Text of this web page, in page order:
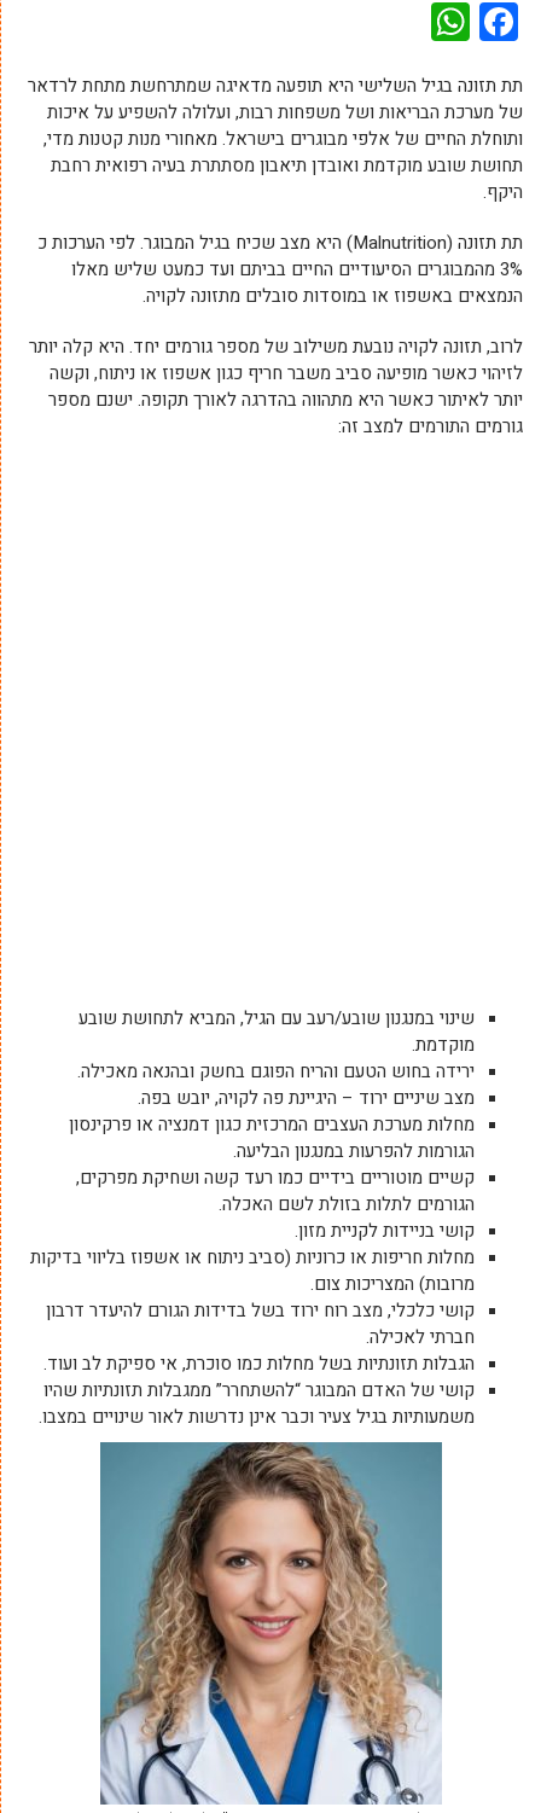
Facebook
תת תזונה בגיל השלישי היא תופעה מדאיגה שמתרחשת מתחת לרדאר
של מערכת הבריאות ושל משפחות רבות, ועלולה להשפיע על איכות
ותוחלת החיים של אלפי מבוגרים בישראל. מאחורי מנות קטנות מדי,
תחושת שובע מוקדמת ואובדן תיאבון מסתתרת בעיה רפואית רחבת
היקף.
תת תזונה (Malnutrition) היא מצב שכיח בגיל המבוגר. לפי הערכות כ
3% מהמבוגרים הסיעודיים החיים בביתם ועד כמעט שליש מאלו
הנמצאים באשפוז או במוסדות סובלים מתזונה לקויה.
לרוב, תזונה לקויה נובעת משילוב של מספר גורמים יחד. היא קלה יותר
לזיהוי כאשר מופיעה סביב משבר חריף כגון אשפוז או ניתוח, וקשה
יותר לאיתור כאשר היא מתהווה בהדרגה לאורך תקופה. ישנם מספר
גורמים התורמים למצב זה:
שינוי במנגנון שובע/רעב עם הגיל, המביא לתחושת שובע
מוקדמת.
ירידה בחוש הטעם והריח הפוגם בחשק ובהנאה מאכילה.
מצב שיניים ירוד – היגיינת פה לקויה, יובש בפה.
מחלות מערכת העצבים המרכזית כגון דמנציה או פרקינסון
הגורמות להפרעות במנגנון הבליעה.
קשיים מוטוריים בידיים כמו רעד קשה ושחיקת מפרקים,
הגורמים לתלות בזולת לשם האכלה.
קושי בניידות לקניית מזון.
מחלות חריפות או כרוניות (סביב ניתוח או אשפוז בליווי בדיקות
מרובות) המצריכות צום.
קושי כלכלי, מצב רוח ירוד בשל בדידות הגורם להיעדר דרבון
חברתי לאכילה.
הגבלות תזונתיות בשל מחלות כמו סוכרת, אי ספיקת לב ועוד.
קושי של האדם המבוגר “להשתחרר” ממגבלות תזונתיות שהיו
משמעותיות בגיל צעיר וכבר אינן נדרשות לאור שינויים במצבו.